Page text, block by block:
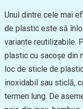
Unul dintre cele mai
de plastic este să
variante reutilizabile.
plastic cu sacoșe din
loc de sticle de
inoxidabil sau sticlă,
termen lung. De